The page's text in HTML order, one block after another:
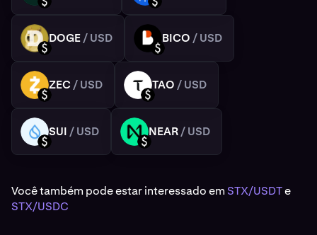
DOGE
USD
DOGE/ USD
BICO
USD
BICO / USD
ZEC
USD
ZEC / USD
TAO
USD
TAO / USD
SUI
USD
SUI / USD
NEAR
USD
NEAR/ USD
Você também pode estar interessado emSTX/USDTe
STX/USDC